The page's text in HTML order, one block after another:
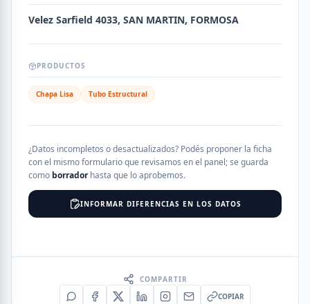
Velez Sarfield 4033, SAN MARTIN, FORMOSA
PRODUCTOS
Chapa Lisa Tubo Estructural
¿Datos incompletos o desactualizados? Podés proponer la ficha
con el mismo formulario que revisamos en el panel; se guarda
como borradorhasta que lo aprobemos.
INFORMAR DIFERENCIAS EN LOS DATOS
COMPARTIR
COPIAR